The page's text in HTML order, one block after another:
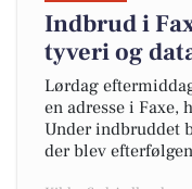
Indbrud i
tyveri og
Lørdag
en adresse i Faxe,
Under indbruddet
der blev